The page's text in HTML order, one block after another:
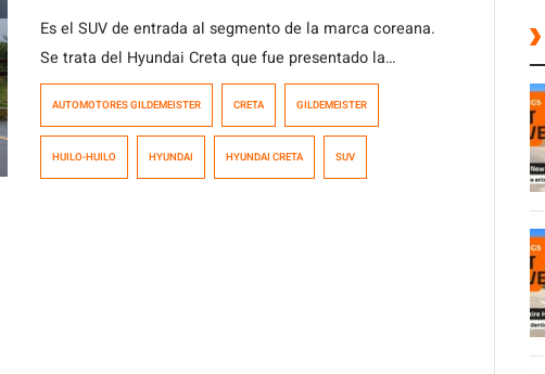
Es el SUV de entrada al segmento de la marca coreana.
Se trata del Hyundai Creta que fue presentado la
semana pasada en el Sur de Chile ante la prensa
de modelos de este tipo. Huilo Huilo fue el […]
AUTOMOTORES GILDEMEISTER CRETA GILDEMEISTER
HUILO-HUILO HYUNDAI HYUNDAI CRETA SUV